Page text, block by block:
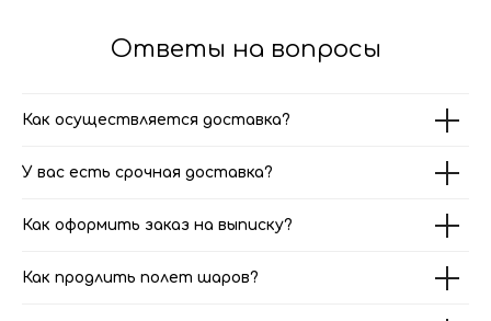
Ответы на вопросы
Как осуществляется доставка?
У вас есть срочная доставка?
Как оформить заказ на выписку?
Как продлить полет шаров?